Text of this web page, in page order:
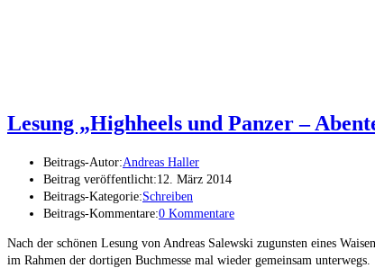
Lesung „Highheels und Panzer –
Beitrags-Autor:Andreas Haller
Beitrag veröffentlicht:12. März 2014
Beitrags-Kategorie:Schreiben
Beitrags-Kommentare:0 Kommentare
Nach der schönen Lesung von Andreas Salewski zugunsten eines
im Rahmen der dortigen Buchmesse mal wieder gemeinsam unterwegs.